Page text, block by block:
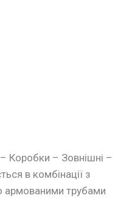
Коробки – Зовнішні –
в комбінації з
армованими трубами